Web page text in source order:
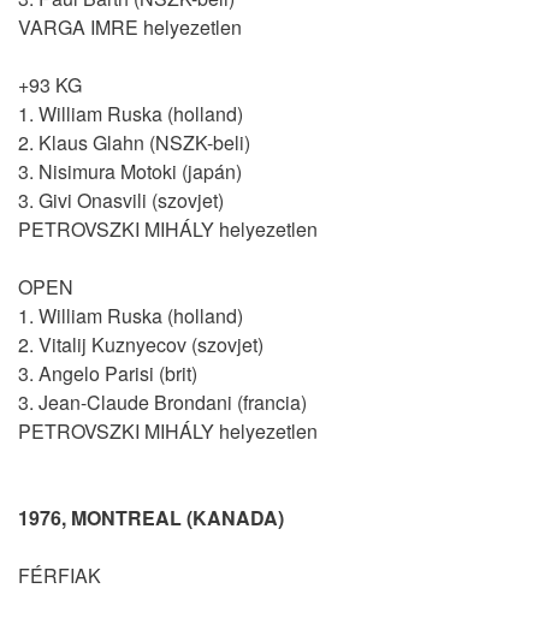
VARGA IMRE helyezetlen
+93 KG
1. William Ruska (holland)
2. Klaus Glahn (NSZK-beli)
3. Nisimura Motoki (japán)
3. Givi Onasvili (szovjet)
PETROVSZKI MIHÁLY helyezetlen
OPEN
1. William Ruska (holland)
2. Vitalij Kuznyecov (szovjet)
3. Angelo Parisi (brit)
3. Jean-Claude Brondani (francia)
PETROVSZKI MIHÁLY helyezetlen
1976, MONTREAL (KANADA)
FÉRFIAK